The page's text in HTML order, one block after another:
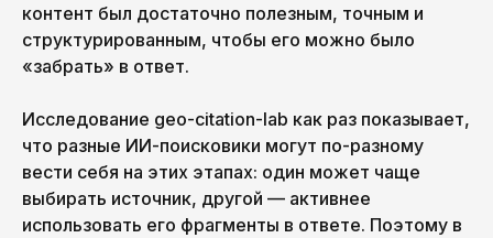
контент был достаточно полезным, точным и
структурированным, чтобы его можно было
«забрать» в ответ.
Исследование geo-citation-lab как раз показывает,
что разные ИИ-поисковики могут по-разному
вести себя на этих этапах: один может чаще
выбирать источник, другой — активнее
использовать его фрагменты в ответе. Поэтому в